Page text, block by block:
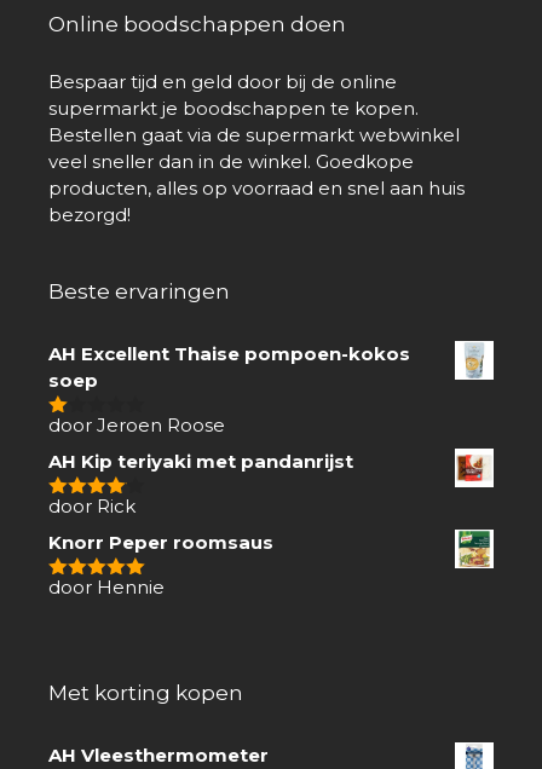
Online boodschappen doen
Bespaar tijd en geld door bij de online
supermarkt je boodschappen te kopen.
Bestellen gaat via de supermarkt webwinkel
veel sneller dan in de winkel. Goedkope
producten, alles op voorraad en snel aan huis
bezorgd!
Beste ervaringen
AH Excellent Thaise pompoen-kokos
soep
1
5
door Jeroen Roose
AH Kip teriyaki met pandanrijst
4van 5
door Rick
Knorr Peper roomsaus
5van 5
door Hennie
Met korting kopen
AH Vleesthermometer